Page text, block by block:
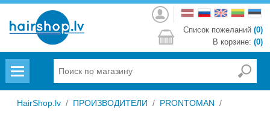
Войти
Список пожеланий (0)
В корзине: (0)
HairShop.lv / ПРОИЗВОДИТЕЛИ / PRONTOMAN /